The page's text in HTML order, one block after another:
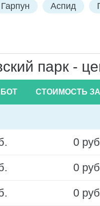
Гарпун Аспид
парк -
СТОИМОСТЬ
0
0
0